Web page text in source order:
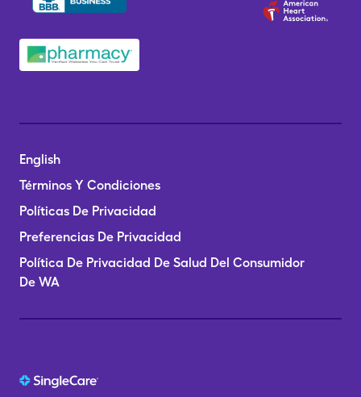
English
Términos Y Condiciones
Políticas De Privacidad
Preferencias De Privacidad
Política De Privacidad De Salud Del Consumidor
De WA